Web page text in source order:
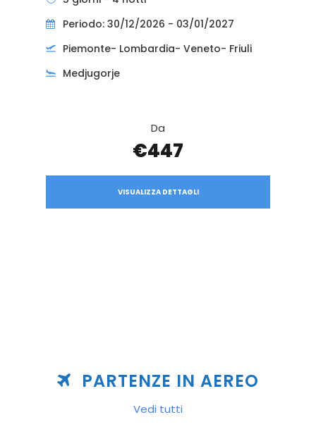
Periodo: 30/12/2026 - 03/01/2027
Piemonte- Lombardia- Veneto- Friuli
Medjugorje
Da
€447
VISUALIZZA DETTAGLI
PARTENZE IN AEREO
Vedi tutti